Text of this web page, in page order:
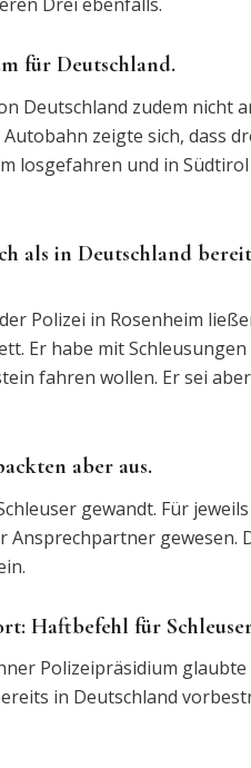
für Deutschland.
Deutschland zudem nicht
zeigte sich, dass
losgefahren und in
als in Deutschland
Polizei in Rosenheim
Er habe mit
fahren wollen. Er sei
aber aus.
gewandt. Für
Ansprechpartner
Haftbefehl für
Polizeipräsidium
in Deutschland